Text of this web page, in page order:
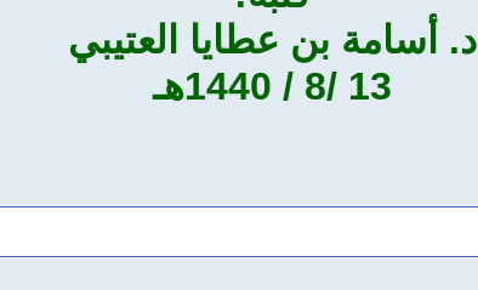
د. أسامة بن عطايا العتيبي
13 /8 / 1440هـ